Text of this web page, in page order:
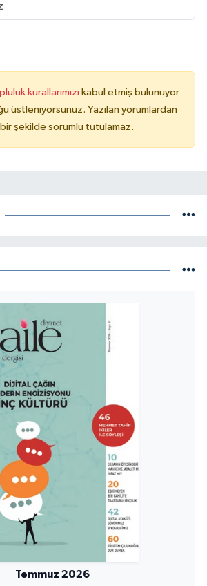
kurallarımızı kabul etmiş bulunuyor
üstleniyorsunuz. Yazılan yorumlardan
şekilde sorumlu tutulamaz.
Temmuz 2026